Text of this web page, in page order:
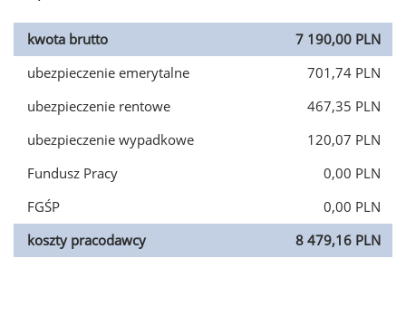
kwota brutto
7 190,00 PLN
ubezpieczenie emerytalne
701,74 PLN
ubezpieczenie rentowe
467,35 PLN
ubezpieczenie wypadkowe
120,07 PLN
Fundusz Pracy
0,00 PLN
FGŚP
0,00 PLN
koszty pracodawcy
8 479,16 PLN